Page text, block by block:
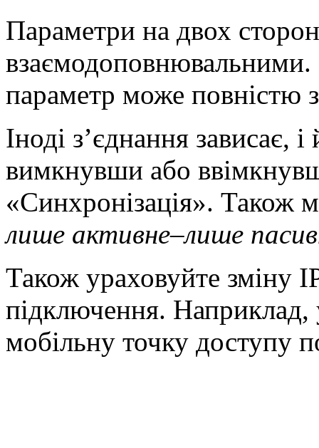
Параметри на двох
параметр може повністю
Іноді з’єднання зависає,
вимкнувши або
«Синхронізація». Також
лише активне–лише
Також ураховуйте зміну
підключення. Наприклад,
мобільну точку доступу